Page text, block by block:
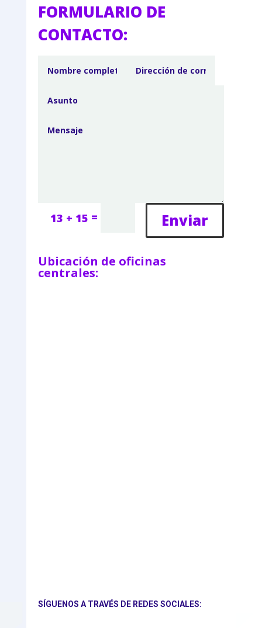
FORMULARIO DE
CONTACTO:
13 + 15 = Enviar
Ubicación de oficinas
centrales:
SÍGUENOS A TRAVÉS DE REDES SOCIALES: